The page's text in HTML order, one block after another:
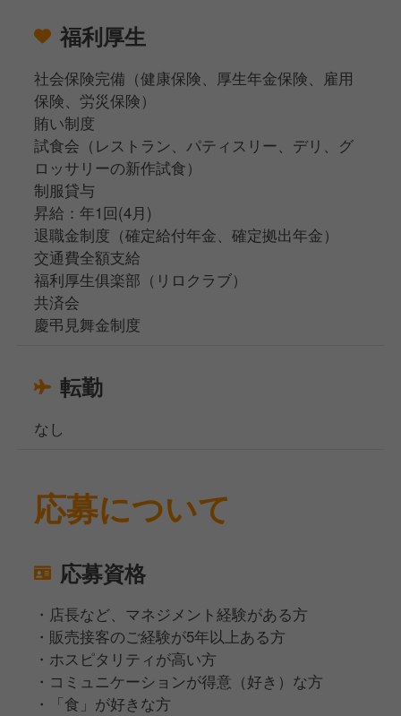
福利厚生
社会保険完備（健康保険、厚生年金保険、雇用
保険、労災保険）
賄い制度
試食会（レストラン、パティスリー、デリ、グ
ロッサリーの新作試食）
制服貸与
昇給：年1回(4月)
退職金制度（確定給付年金、確定拠出年金）
交通費全額支給
福利厚生俱楽部（リロクラブ）
共済会
慶弔見舞金制度
転勤
なし
応募について
応募資格
・店長など、マネジメント経験がある方
・販売接客のご経験が5年以上ある方
・ホスピタリティが高い方
・コミュニケーションが得意（好き）な方
・「食」が好きな方